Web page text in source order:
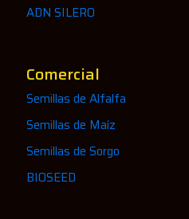
ADN SILERO
Comercial
Semillas de Alfalfa
Semillas de Maíz
Semillas de Sorgo
BIOSEED